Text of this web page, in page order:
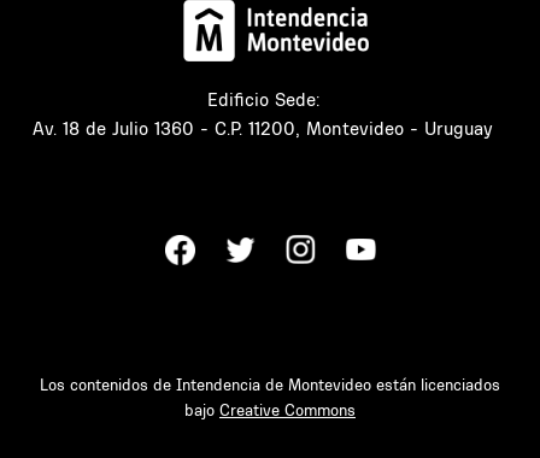
Edificio Sede:
Av. 18 de Julio 1360 - C.P. 11200, Montevideo - Uruguay
Los contenidos de Intendencia de Montevideo están licenciados
bajo Creative Commons